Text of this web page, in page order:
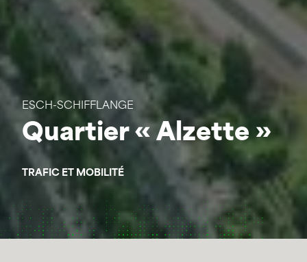
ESCH-SCHIFFLANGE
Quartier « Alzette »
TRAFIC ET MOBILITÉ